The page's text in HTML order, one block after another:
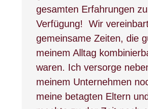
gesamten Erfahrungen
Verfügung!
Wir
gemeinsame Zeiten, die
meinem Alltag
waren. Ich versorge
meinem Unternehmen
meine betagten Eltern und